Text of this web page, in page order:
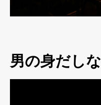
男の身だし